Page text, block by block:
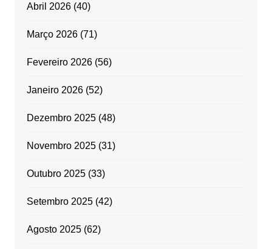
Abril 2026(40)
Março 2026(71)
Fevereiro 2026(56)
Janeiro 2026(52)
Dezembro 2025(48)
Novembro 2025(31)
Outubro 2025(33)
Setembro 2025(42)
Agosto 2025(62)